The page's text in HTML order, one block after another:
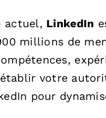
actuel, LinkedIn
millions de
votre
pour